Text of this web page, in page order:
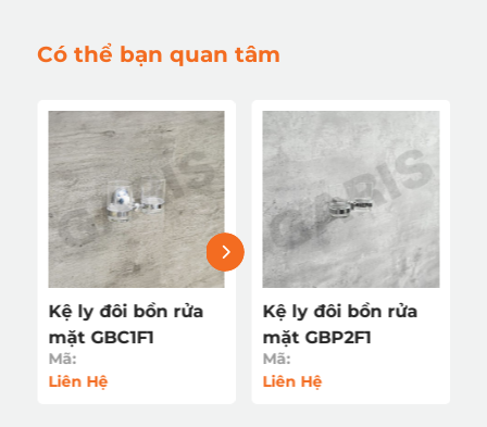
Có thể bạn quan tâm
Kệ ly đôi bồn rửa
mặt GBC1F1
Mã:
Liên Hệ
Kệ ly đôi bồn rửa
mặt GBP2F1
Mã:
Liên Hệ